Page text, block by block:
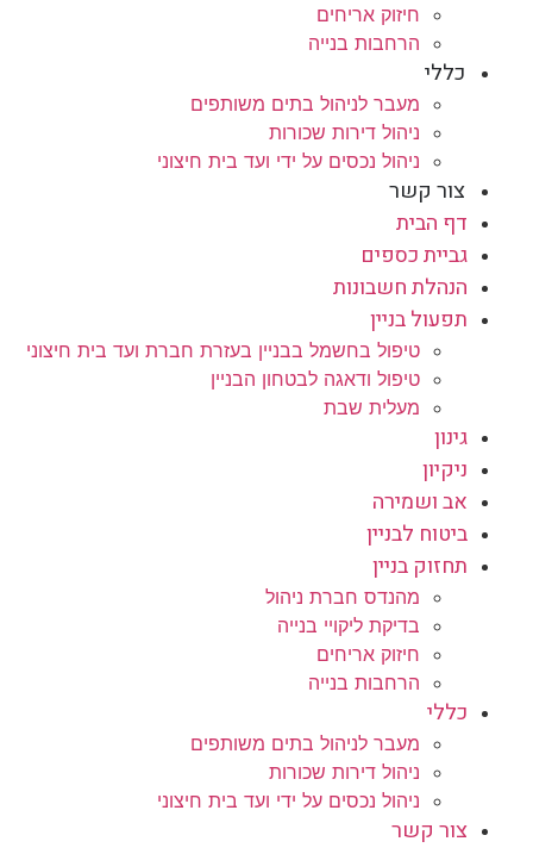
חיזוק אריחים
הרחבות בנייה
כללי
מעבר לניהול בתים משותפים
ניהול דירות שכורות
ניהול נכסים על ידי ועד בית חיצוני
צור קשר
דף הבית
גביית כספים
הנהלת חשבונות
תפעול בניין
טיפול בחשמל בבניין בעזרת חברת ועד בית חיצוני
טיפול ודאגה לבטחון הבניין
מעלית שבת
גינון
ניקיון
אב ושמירה
ביטוח לבניין
תחזוק בניין
מהנדס חברת ניהול
בדיקת ליקויי בנייה
חיזוק אריחים
הרחבות בנייה
כללי
מעבר לניהול בתים משותפים
ניהול דירות שכורות
ניהול נכסים על ידי ועד בית חיצוני
צור קשר